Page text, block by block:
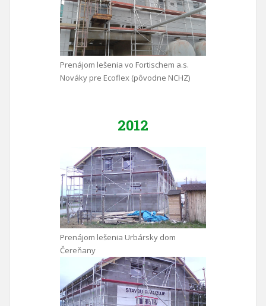
Prenájom lešenia vo Fortischem a.s.
Nováky pre Ecoflex (pôvodne NCHZ)
2012
Prenájom lešenia Urbársky dom
Čereňany